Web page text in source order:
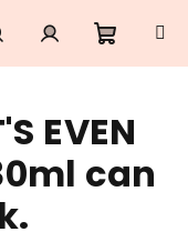
Přihlášení
košík
EVEN
can